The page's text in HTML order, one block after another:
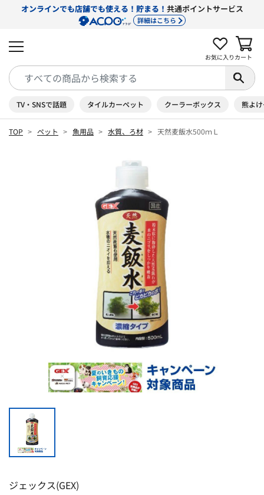
オンラインでも店舗でも使える！貯まる！ 共通ポイントサービス
詳細はこちら
お気に入り カート
TV・SNSで話題 タイルカーペット クーラーボックス 熊よ
TOP ペット 魚用品 水質、ろ材 天然麦飯水500ｍＬ
ジェックス(GEX)